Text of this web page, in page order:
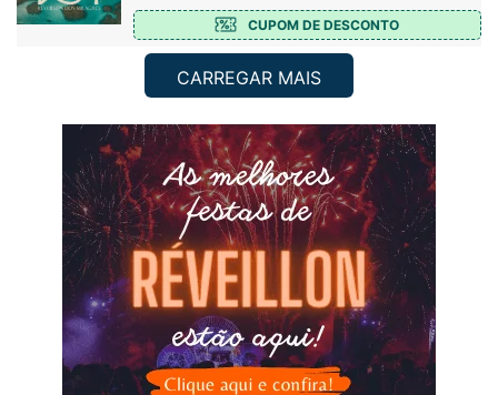
CUPOM DE DESCONTO
CARREGAR MAIS